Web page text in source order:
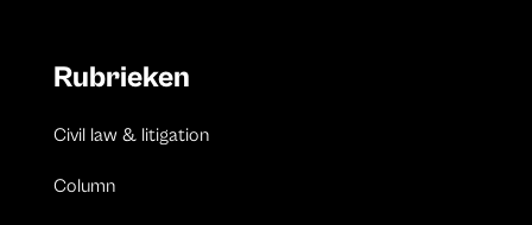
Rubrieken
Civil law & litigation
Column